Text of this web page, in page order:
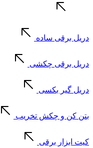
دریل برقی ساده
دریل برقی چکشی
دریل گیر بکسی
بتن کن و چکش تخریب
کیت ابزار برقی